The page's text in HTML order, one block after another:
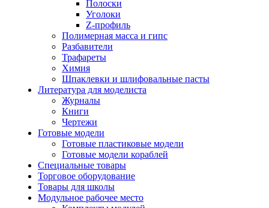
Полоски
Уголоки
Z-профиль
Полимерная масса и гипс
Разбавители
Трафареты
Химия
Шпаклевки и шлифовальные пасты
Литература для моделиста
Журналы
Книги
Чертежи
Готовые модели
Готовые пластиковые модели
Готовые модели кораблей
Специальные товары
Торговое оборудование
Товары для школы
Модульное рабочее место